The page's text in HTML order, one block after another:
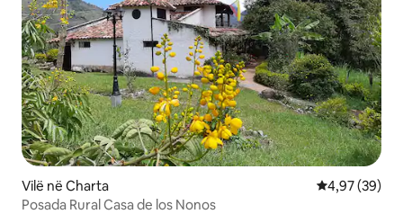
Vilë në Charta Vlerësimi
4,97 (39)
Posada Rural Casa de los Nonos